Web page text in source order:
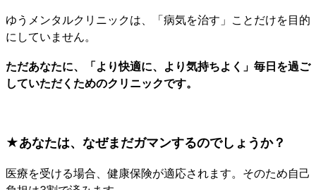
ゆうメンタルクリニックは、「病気を治す」ことだけを目的
にしていません。
ただあなたに、「より快適に、より気持ちよく」毎日を過ご
していただくためのクリニックです。
★あなたは、なぜまだガマンするのでしょうか？
医療を受ける場合、健康保険が適応されます。そのため自己